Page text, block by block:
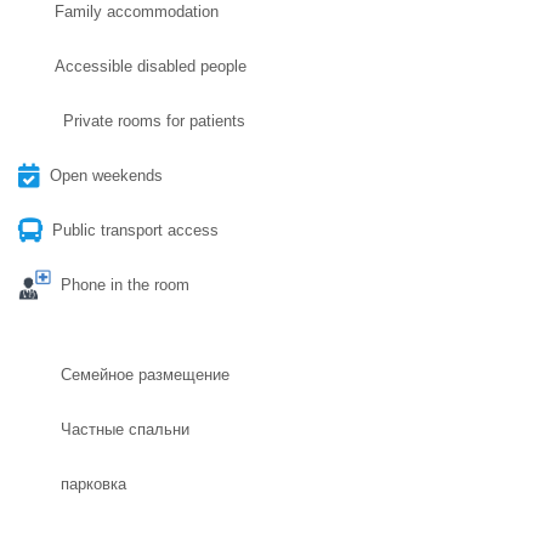
Family accommodation
Accessible disabled people
Private rooms for patients
Open weekends
Public transport access
Phone in the room
Семейное размещение
Частные спальни
парковка